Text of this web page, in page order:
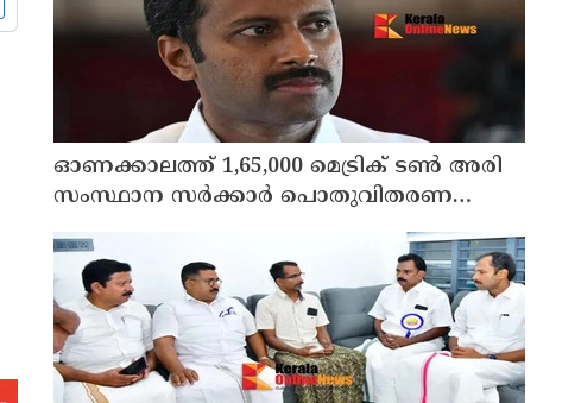
ഓണക്കാലത്ത് 1,65,000 മെട്രിക് ടൺ അരി
സംസ്ഥാന സർക്കാർ പൊതുവിതരണ
ശൃംഖല വഴി വിതരണം ചെയ്യും: ഭക്ഷ്യ
പൊതു വിതരണ വകുപ്പ് മന്ത്രി അനൂപ്
ജേക്കബ്